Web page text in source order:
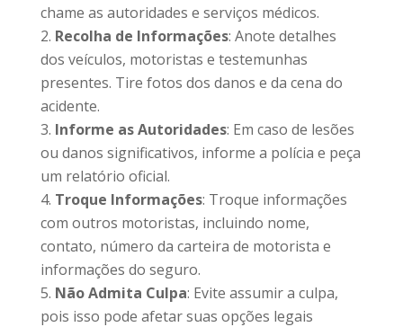
chame as autoridades e serviços médicos.
Recolha de Informações: Anote detalhes
dos veículos, motoristas e testemunhas
presentes. Tire fotos dos danos e da cena do
acidente.
Informe as Autoridades: Em caso de lesões
ou danos significativos, informe a polícia e peça
um relatório oficial.
Troque Informações: Troque informações
com outros motoristas, incluindo nome,
contato, número da carteira de motorista e
informações do seguro.
Não Admita Culpa: Evite assumir a culpa,
pois isso pode afetar suas opções legais